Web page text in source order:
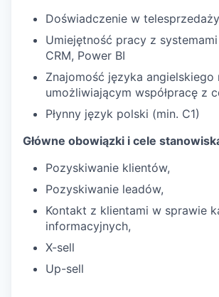
Doświadczenie w telesprzedaży
Umiejętność pracy z
CRM, Power BI
Znajomość języka angielskiego
umożliwiającym współpracę z
Płynny język polski (min. C1)
Główne obowiązki i cele
Pozyskiwanie klientów,
Pozyskiwanie leadów,
Kontakt z klientami w sprawie
informacyjnych,
X-sell
Up-sell